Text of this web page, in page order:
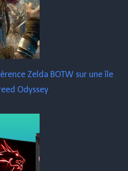
Zelda BOTW sur une île
Odyssey